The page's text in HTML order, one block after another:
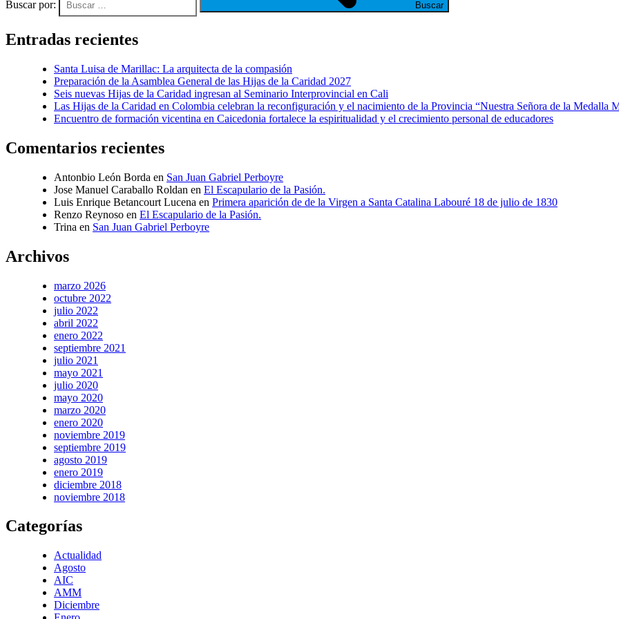
Buscar por: Buscar
Entradas recientes
Santa Luisa de Marillac: La arquitecta de la compasión
Preparación de la Asamblea General de las Hijas de la Caridad 2027
Seis nuevas Hijas de la Caridad ingresan al Seminario Interprovincial en Cali
Las Hijas de la Caridad en Colombia celebran la reconfiguración y el nacimiento de la Provincia “Nuestra Señora de la Medalla
Encuentro de formación vicentina en Caicedonia fortalece la espiritualidad y el crecimiento personal de educadores
Comentarios recientes
Antonbio León Borda en San Juan Gabriel Perboyre
Jose Manuel Caraballo Roldan en El Escapulario de la Pasión.
Luis Enrique Betancourt Lucena en Primera aparición de de la Virgen a Santa Catalina Labouré 18 de julio de 1830
Renzo Reynoso en El Escapulario de la Pasión.
Trina en San Juan Gabriel Perboyre
Archivos
marzo 2026
octubre 2022
julio 2022
abril 2022
enero 2022
septiembre 2021
julio 2021
mayo 2021
julio 2020
mayo 2020
marzo 2020
enero 2020
noviembre 2019
septiembre 2019
agosto 2019
enero 2019
diciembre 2018
noviembre 2018
Categorías
Actualidad
Agosto
AIC
AMM
Diciembre